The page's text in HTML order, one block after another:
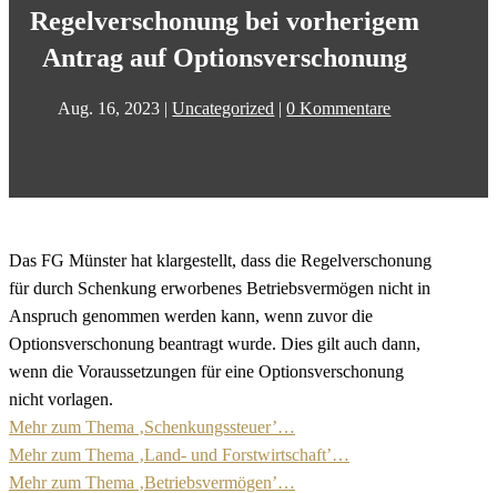
Regelverschonung bei vorherigem
Antrag auf Optionsverschonung
Aug. 16, 2023 |Uncategorized |0 Kommentare
Das FG Münster hat klargestellt, dass die Regelverschonung
für durch Schenkung erworbenes Betriebsvermögen nicht in
Anspruch genommen werden kann, wenn zuvor die
Optionsverschonung beantragt wurde. Dies gilt auch dann,
wenn die Voraussetzungen für eine Optionsverschonung
nicht vorlagen.
Mehr zum Thema ‚Schenkungssteuer’…
Mehr zum Thema ‚Land- und Forstwirtschaft’…
Mehr zum Thema ‚Betriebsvermögen’…